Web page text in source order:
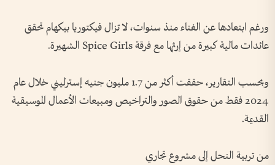
ورغم ابتعادها عن الغناء منذ سنوات، لا تزال فيكتوريا بيكهام تحقق
عائدات مالية كبيرة من إرثها مع فرقة Spice Girls الشهيرة.
وبحسب التقارير، حققت أكثر من 1.7 مليون جنيه إسترليني خلال عام
2024 فقط من حقوق الصور والتراخيص ومبيعات الأعمال الموسيقية
القديمة.
من تربية النحل إلى مشروع تجاري